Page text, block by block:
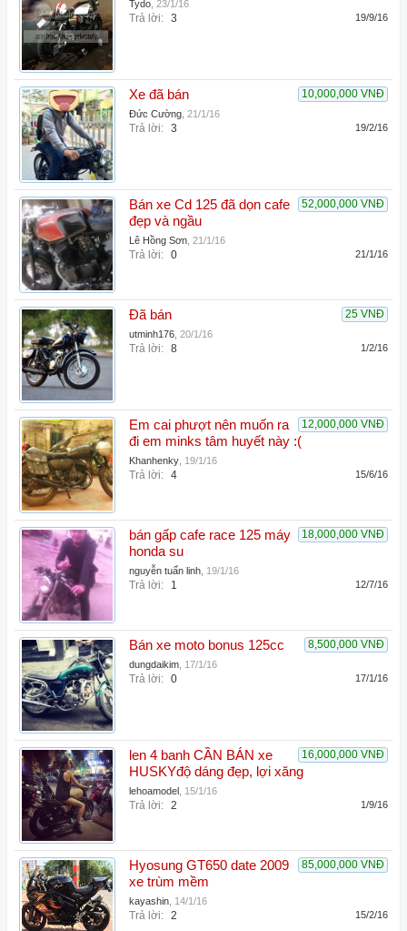
Tydo 23/1/16
Trả lời: 3 19/9/16
10,000,000 VNĐ
Xe đã bán
Đức Cường 21/1/16
Trả lời: 3 19/2/16
52,000,000 VNĐ
Bán xe Cd 125 đã dọn cafe
đẹp và ngầu
Lê Hồng Sơn 21/1/16
Trả lời: 0 21/1/16
25 VNĐ
Đã bán
utminh176 20/1/16
Trả lời: 8 1/2/16
12,000,000 VNĐ
Em cai phượt nên muốn ra
đi em minks tâm huyết này :(
Khanhenky 19/1/16
Trả lời: 4 15/6/16
18,000,000 VNĐ
bán gấp cafe race 125 máy
honda su
nguyễn tuấn linh 19/1/16
Trả lời: 1 12/7/16
8,500,000 VNĐ
Bán xe moto bonus 125cc
dungdaikim 17/1/16
Trả lời: 0 17/1/16
16,000,000 VNĐ
len 4 banh CẦN BÁN xe
HUSKYđộ dáng đẹp, lợi xăng
lehoamodel 15/1/16
Trả lời: 2 1/9/16
85,000,000 VNĐ
H️yosung GT650 date 2009
xe trùm mềm
kayashin 14/1/16
Trả lời: 2 15/2/16